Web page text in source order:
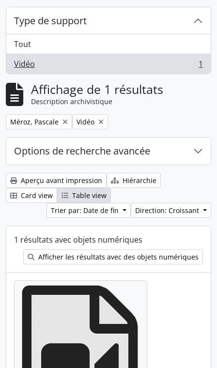
Type de support
Tout
Vidéo
, 1 résultats 1
Affichage de 1 résultats
Description archivistique
Remove filter:
Méroz, Pascale Remove filter:
Vidéo
Options de recherche avancée
Aperçu avant impression
Hiérarchie
Card view
Table view
Trier par: Date de fin
Direction: Croissant
1 résultats avec objets numériques
Afficher les résultats avec des objets numériques